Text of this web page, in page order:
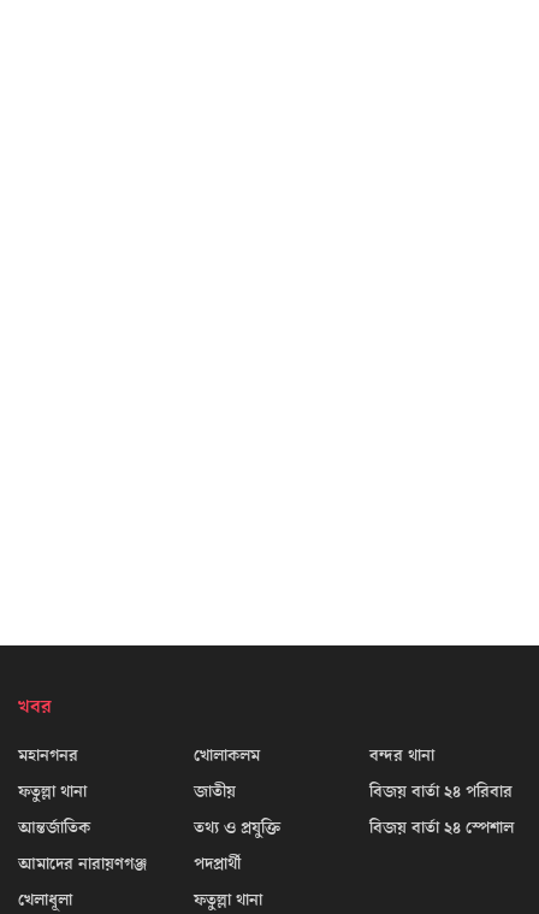
খবর
মহানগনর
ফতুল্লা থানা
আন্তর্জাতিক
আমাদের নারায়ণগঞ্জ
খেলাধূলা
খোলাকলম
জাতীয়
তথ্য ও প্রযুক্তি
পদপ্রার্থী
ফতুল্লা থানা
বন্দর থানা
বিজয় বার্তা ২৪ পরিবার
বিজয় বার্তা ২৪ স্পেশাল